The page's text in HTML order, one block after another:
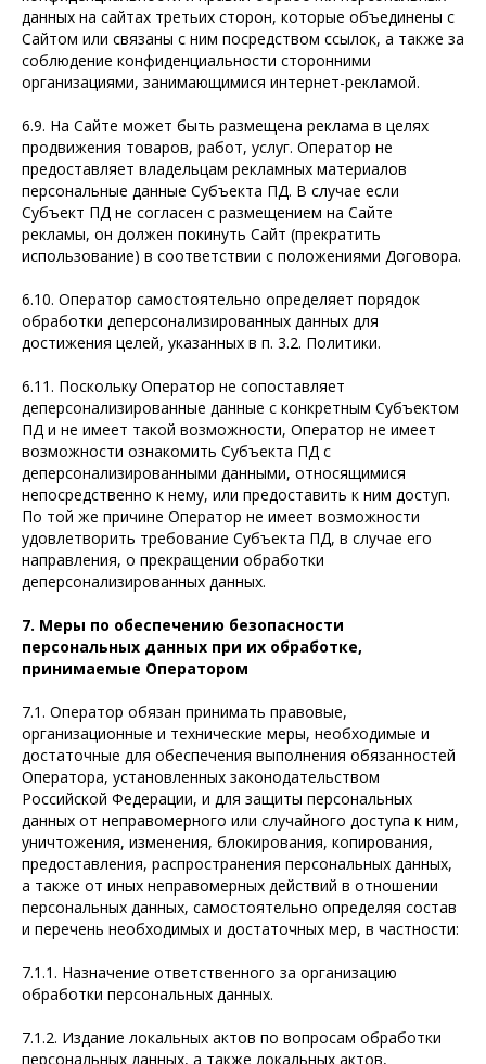
данных на сайтах третьих сторон, которые объединены с
Сайтом или связаны с ним посредством ссылок, а также за
соблюдение конфиденциальности сторонними
организациями, занимающимися интернет-рекламой.
6.9. На Сайте может быть размещена реклама в целях
продвижения товаров, работ, услуг. Оператор не
предоставляет владельцам рекламных материалов
персональные данные Субъекта ПД. В случае если
Субъект ПД не согласен с размещением на Сайте
рекламы, он должен покинуть Сайт (прекратить
использование) в соответствии с положениями Договора.
6.10. Оператор самостоятельно определяет порядок
обработки деперсонализированных данных для
достижения целей, указанных в п. 3.2. Политики.
6.11. Поскольку Оператор не сопоставляет
деперсонализированные данные с конкретным Субъектом
ПД и не имеет такой возможности, Оператор не имеет
возможности ознакомить Субъекта ПД с
деперсонализированными данными, относящимися
непосредственно к нему, или предоставить к ним доступ.
По той же причине Оператор не имеет возможности
удовлетворить требование Субъекта ПД, в случае его
направления, о прекращении обработки
деперсонализированных данных.
7. Меры по обеспечению безопасности
персональных данных при их обработке,
принимаемые Оператором
7.1. Оператор обязан принимать правовые,
организационные и технические меры, необходимые и
достаточные для обеспечения выполнения обязанностей
Оператора, установленных законодательством
Российской Федерации, и для защиты персональных
данных от неправомерного или случайного доступа к ним,
уничтожения, изменения, блокирования, копирования,
предоставления, распространения персональных данных,
а также от иных неправомерных действий в отношении
персональных данных, самостоятельно определяя состав
и перечень необходимых и достаточных мер, в частности:
7.1.1. Назначение ответственного за организацию
обработки персональных данных.
7.1.2. Издание локальных актов по вопросам обработки
персональных данных, а также локальных актов,